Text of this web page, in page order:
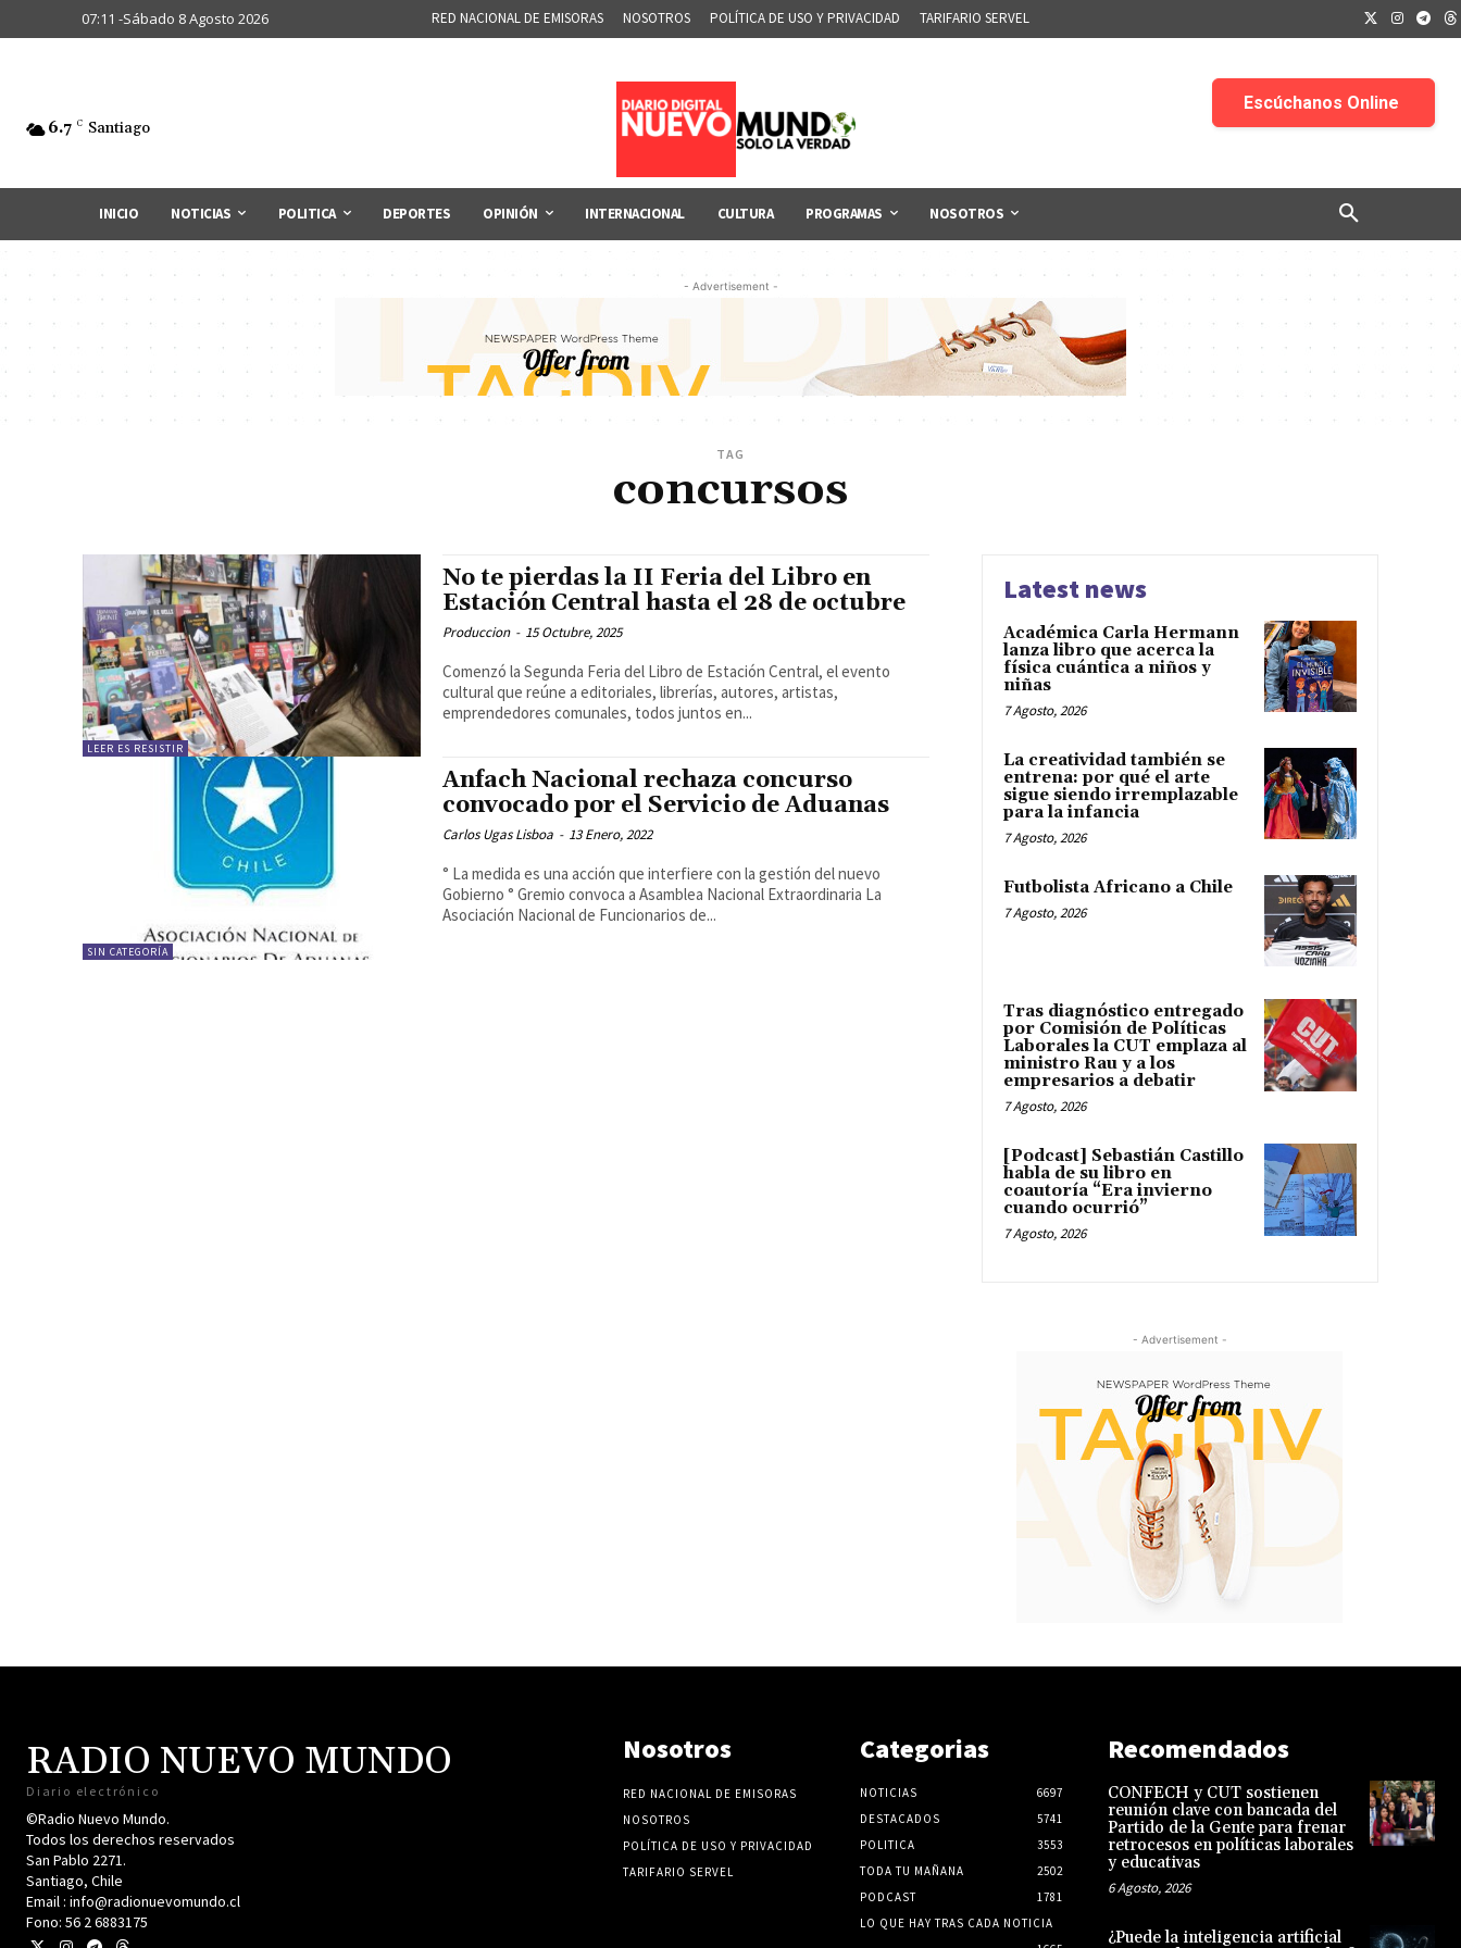
07:11 -Sábado 8 Agosto 2026 RED NACIONAL DE EMISORAS NOSOTROS POLÍTICA DE USO Y PRIVACIDAD TARIFARIO SERVEL
6.7 C Santiago
INICIO NOTICIAS POLITICA DEPORTES OPINIÓN INTERNACIONAL CULTURA PROGRAMAS NOSOTROS
- Advertisement -
TAG
concursos
LEER ES RESISTIR
No te pierdas la II Feria del Libro en
Estación Central hasta el 28 de octubre
Produccion - 15 Octubre, 2025
Comenzó la Segunda Feria del Libro de Estación Central, el evento
cultural que reúne a editoriales, librerías, autores, artistas,
emprendedores comunales, todos juntos en...
SIN CATEGORÍA
Anfach Nacional rechaza concurso
convocado por el Servicio de Aduanas
Carlos Ugas Lisboa - 13 Enero, 2022
° La medida es una acción que interfiere con la gestión del nuevo
Gobierno ° Gremio convoca a Asamblea Nacional Extraordinaria La
Asociación Nacional de Funcionarios de...
Latest news
Académica Carla Hermann
lanza libro que acerca la
física cuántica a niños y
niñas
7 Agosto, 2026
La creatividad también se
entrena: por qué el arte
sigue siendo irremplazable
para la infancia
7 Agosto, 2026
Futbolista Africano a Chile
7 Agosto, 2026
Tras diagnóstico entregado
por Comisión de Políticas
Laborales la CUT emplaza al
ministro Rau y a los
empresarios a debatir
7 Agosto, 2026
[Podcast] Sebastián Castillo
habla de su libro en
coautoría “Era invierno
cuando ocurrió”
7 Agosto, 2026
- Advertisement -
RADIO NUEVO MUNDO
Diario electrónico
©Radio Nuevo Mundo.
Todos los derechos reservados
San Pablo 2271.
Santiago, Chile
Email : info@radionuevomundo.cl
Fono: 56 2 6883175
Nosotros
RED NACIONAL DE EMISORAS
NOSOTROS
POLÍTICA DE USO Y PRIVACIDAD
TARIFARIO SERVEL
Categorias
NOTICIAS
6697
DESTACADOS
5741
POLITICA
3553
TODA TU MAÑANA
2502
PODCAST
1781
LO QUE HAY TRAS CADA NOTICIA
Recomendados
CONFECH y CUT sostienen
reunión clave con bancada del
Partido de la Gente para frenar
retrocesos en políticas laborales
y educativas
6 Agosto, 2026
¿Puede la inteligencia artificial